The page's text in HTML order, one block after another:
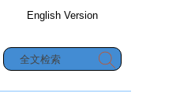
English Version